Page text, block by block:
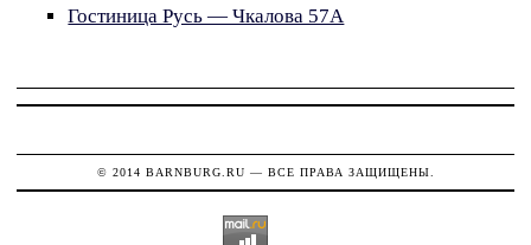
Гостиница Русь — Чкалова 57А
© 2014 BARNBURG.RU — ВСЕ ПРАВА ЗАЩИЩЕНЫ.